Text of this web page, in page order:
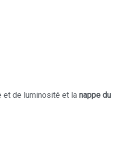
et de luminosité et la nappe du